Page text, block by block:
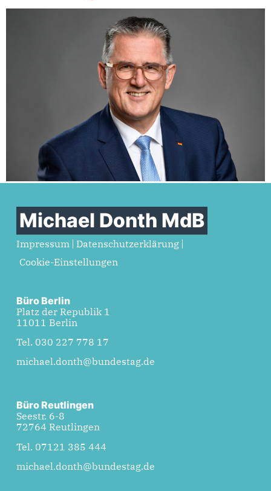
Michael Donth MdB
Impressum
Datenschutzerklärung
Cookie-Einstellungen
Büro Berlin
Platz der Republik 1
11011 Berlin
Tel. 030 227 778 17
michael.donth@bundestag.de
Büro Reutlingen
Seestr. 6-8
72764 Reutlingen
Tel. 07121 385 444
michael.donth@bundestag.de